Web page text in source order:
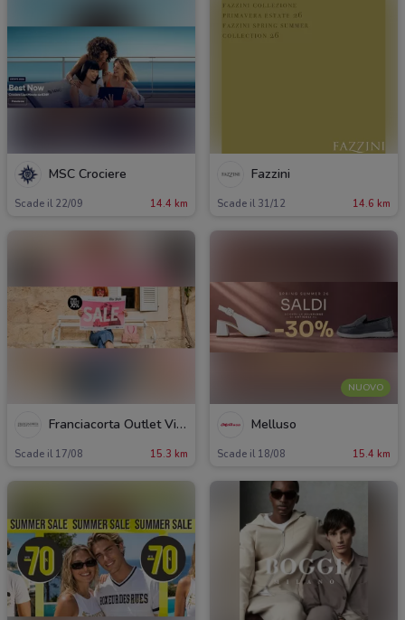
MSC Crociere
Scade il 22/09 14.4 km
Fazzini
Scade il 31/12 14.6 km
Franciacorta Outlet Village
Scade il 17/08 15.3 km
NUOVO
Melluso
Scade il 18/08 15.4 km